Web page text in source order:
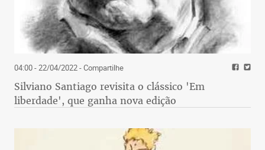
04:00 - 22/04/2022- Compartilhe
Silviano Santiago revisita o clássico 'Em
liberdade', que ganha nova edição